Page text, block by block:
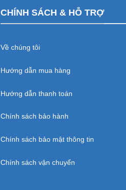
CHÍNH SÁCH & HỖ TRỢ
Về chúng tôi
Hướng dẫn mua hàng
Hướng dẫn thanh toán
Chính sách bảo hành
Chính sách bảo mật thông tin
Chính sách vận chuyển